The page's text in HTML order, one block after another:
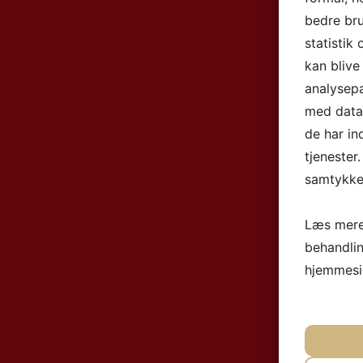
bedre
statistik
kan
med
de har
Læs